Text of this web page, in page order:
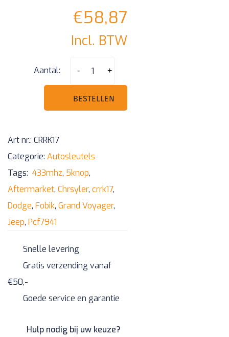
€58,87
Incl. BTW
Aantal: -
knops
Fobik
compatibel,
niet-
origineel
aantal
+
BESTELLEN
Art nr.: CRRK17
Categorie: Autosleutels
Tags: 433mhz, 5knop,
Aftermarket, Chrsyler, crrk17,
Dodge, Fobik, Grand Voyager,
Jeep, Pcf7941
Snelle levering
Gratis verzending vanaf
€50,-
Goede service en garantie
Hulp nodig bij uw keuze?